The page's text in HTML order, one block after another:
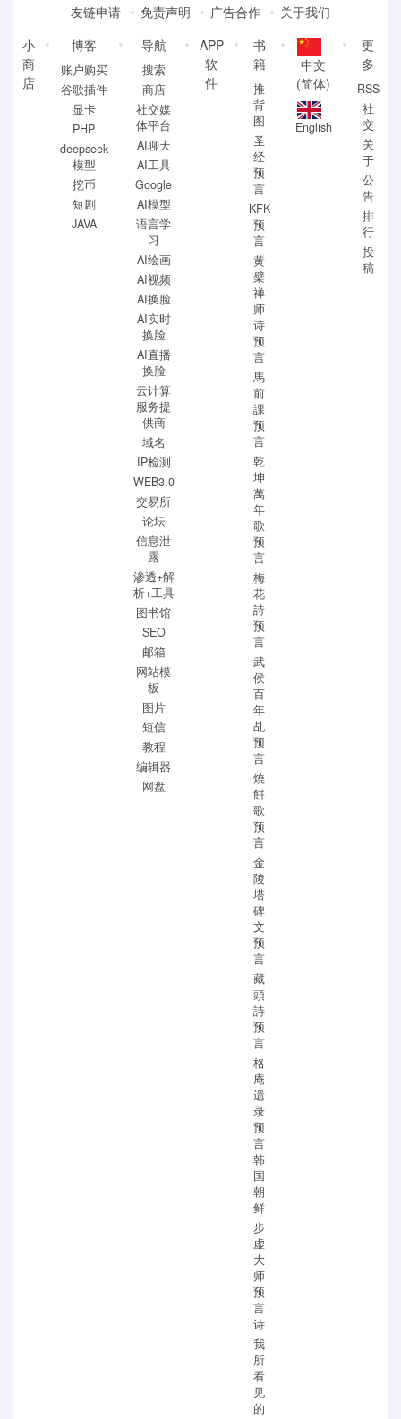
友链申请 免责声明 广告合作
关于我们
小
商
店
博客
账户购买
谷歌插件
显卡
PHP
deepseek
模型
挖币
短剧
JAVA
导航
搜索
商店
社交媒
体平台
AI聊天
AI工具
Google
AI模型
语言学
习
AI绘画
AI视频
AI换脸
AI实时
换脸
AI直播
换脸
云计算
服务提
供商
域名
IP检测
WEB3.0
交易所
论坛
信息泄
露
渗透+解
析+工具
图书馆
SEO
邮箱
网站模
板
图片
短信
教程
编辑器
网盘
APP
软
件
书
籍
推
背
图
圣
经
预
言
KFK
预
言
黄
檗
禅
师
诗
预
言
馬
前
課
预
言
乾
坤
萬
年
歌
预
言
梅
花
詩
预
言
武
侯
百
年
乩
预
言
燒
餅
歌
预
言
金
陵
塔
碑
文
预
言
藏
頭
詩
预
言
格
庵
遗
录
预
言
韩
国
朝
鲜
步
虚
大
师
预
言
诗
我
所
看
见
的
中文
(简体)
English
更
多
RSS
社
交
关
于
公
告
排
行
投
稿